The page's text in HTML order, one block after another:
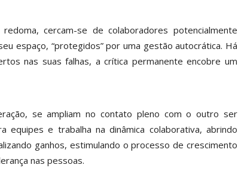
cercam-se de colaboradores potencialmente
espaço, “protegidos” por uma gestão autocrática. Há
nas suas falhas, a crítica permanente encobre um
se ampliam no contato pleno com o outro ser
equipes e trabalha na dinâmica colaborativa, abrindo
ganhos, estimulando o processo de crescimento
nas pessoas.